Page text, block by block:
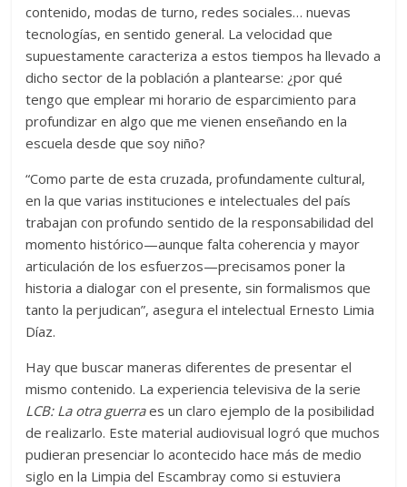
contenido, modas de turno, redes sociales… nuevas
tecnologías, en sentido general. La velocidad que
supuestamente caracteriza a estos tiempos ha llevado a
dicho sector de la población a plantearse: ¿por qué
tengo que emplear mi horario de esparcimiento para
profundizar en algo que me vienen enseñando en la
escuela desde que soy niño?
“Como parte de esta cruzada, profundamente cultural,
en la que varias instituciones e intelectuales del país
trabajan con profundo sentido de la responsabilidad del
momento histórico—aunque falta coherencia y mayor
articulación de los esfuerzos—precisamos poner la
historia a dialogar con el presente, sin formalismos que
tanto la perjudican”, asegura el intelectual Ernesto Limia
Díaz.
Hay que buscar maneras diferentes de presentar el
mismo contenido. La experiencia televisiva de la serie
LCB: La otra guerraes un claro ejemplo de la posibilidad
de realizarlo. Este material audiovisual logró que muchos
pudieran presenciar lo acontecido hace más de medio
siglo en la Limpia del Escambray como si estuviera